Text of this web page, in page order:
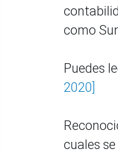
como
Puedes
2020]
cuales